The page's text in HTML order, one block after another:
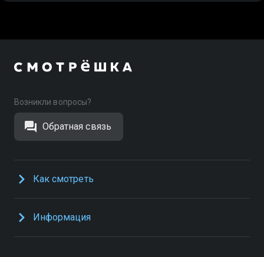
Возникли вопросы?
Обратная связь
Как смотреть
Информация